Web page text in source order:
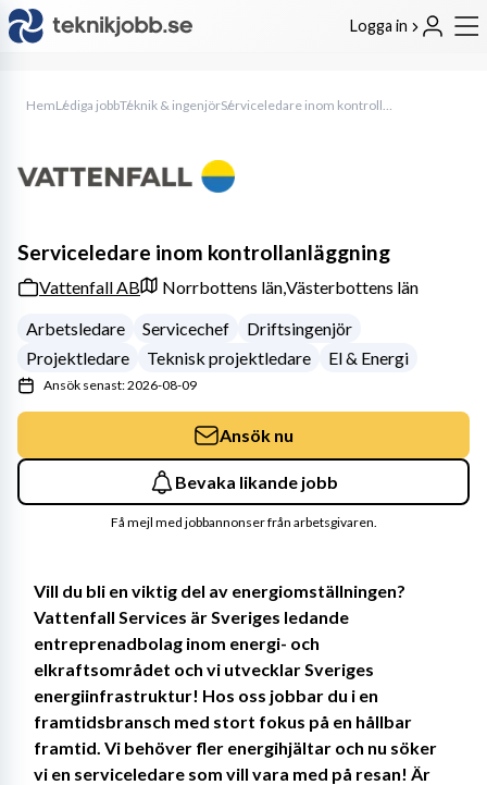
Logga in
HemLediga jobbTeknik & ingenjör Serviceledare inom kontrollanläggning
Vill du bli en viktig del av energiomställningen?
Vattenfall Services är Sveriges ledande
entreprenadbolag inom energi- och
elkraftsområdet och vi utvecklar Sveriges
energiinfrastruktur! Hos oss jobbar du i en
framtidsbransch med stort fokus på en hållbar
framtid. Vi behöver fler energihjältar och nu söker
vi en serviceledare som vill vara med på resan! Är
Serviceledare inom kontrollanläggning
Vattenfall AB Norrbottens län,Västerbottens län
Arbetsledare
Servicechef
Driftsingenjör
Projektledare
Teknisk projektledare El & Energi
Ansök senast: 2026-08-09
Ansök nu
Bevaka likande jobb
Få mejl med jobbannonser från arbetsgivaren.